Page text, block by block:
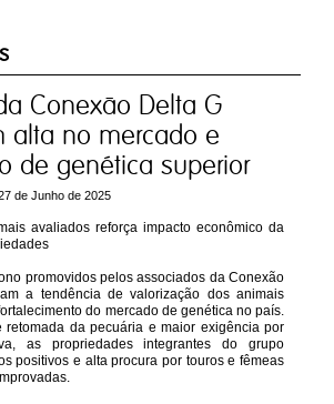
Conexão Delta G
alta no mercado e
de genética superior
de Junho de 2025
avaliados reforça impacto econômico da
promovidos pelos associados da Conexão
a tendência de valorização dos animais
do mercado de genética no país.
retomada da pecuária e maior exigência por
as propriedades integrantes do grupo
positivos e alta procura por touros e fêmeas